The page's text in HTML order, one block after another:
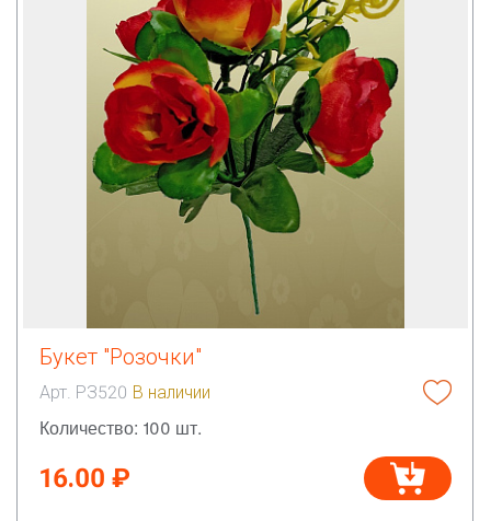
Букет "Розочки"
Арт. РЗ520 В наличии
Количество: 100 шт.
16.00 ₽